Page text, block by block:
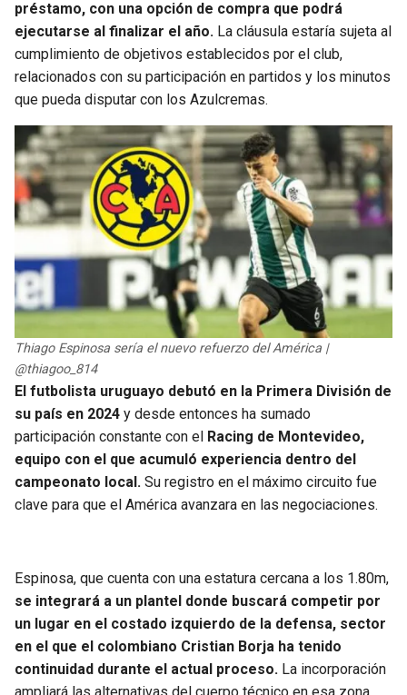
préstamo, con una opción de compra que podrá
ejecutarse al finalizar el año. La cláusula estaría sujeta al
cumplimiento de objetivos establecidos por el club,
relacionados con su participación en partidos y los minutos
que pueda disputar con los Azulcremas.
Thiago Espinosa sería el nuevo refuerzo del América |
@thiagoo_814
El futbolista uruguayo debutó en la Primera División de
su país en 2024 y desde entonces ha sumado
participación constante con el Racing de Montevideo,
equipo con el que acumuló experiencia dentro del
campeonato local. Su registro en el máximo circuito fue
clave para que el América avanzara en las negociaciones.
Espinosa, que cuenta con una estatura cercana a los 1.80m,
se integrará a un plantel donde buscará competir por
un lugar en el costado izquierdo de la defensa, sector
en el que el colombiano Cristian Borja ha tenido
continuidad durante el actual proceso. La incorporación